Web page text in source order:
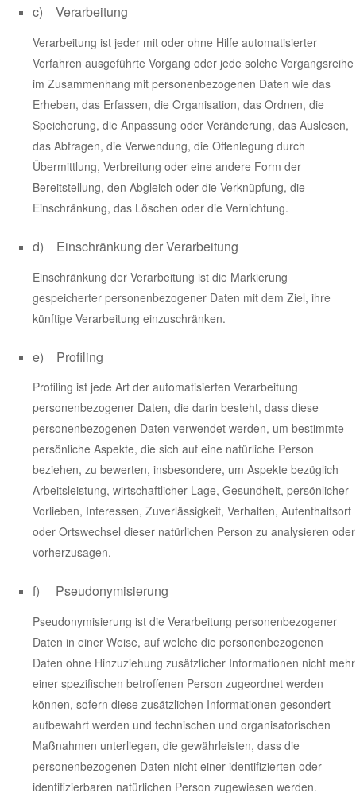
c) Verarbeitung
Verarbeitung ist jeder mit oder ohne Hilfe automatisierter
Verfahren ausgeführte Vorgang oder jede solche Vorgangsreihe
im Zusammenhang mit personenbezogenen Daten wie das
Erheben, das Erfassen, die Organisation, das Ordnen, die
Speicherung, die Anpassung oder Veränderung, das Auslesen,
das Abfragen, die Verwendung, die Offenlegung durch
Übermittlung, Verbreitung oder eine andere Form der
Bereitstellung, den Abgleich oder die Verknüpfung, die
Einschränkung, das Löschen oder die Vernichtung.
d) Einschränkung der Verarbeitung
Einschränkung der Verarbeitung ist die Markierung
gespeicherter personenbezogener Daten mit dem Ziel, ihre
künftige Verarbeitung einzuschränken.
e) Profiling
Profiling ist jede Art der automatisierten Verarbeitung
personenbezogener Daten, die darin besteht, dass diese
personenbezogenen Daten verwendet werden, um bestimmte
persönliche Aspekte, die sich auf eine natürliche Person
beziehen, zu bewerten, insbesondere, um Aspekte bezüglich
Arbeitsleistung, wirtschaftlicher Lage, Gesundheit, persönlicher
Vorlieben, Interessen, Zuverlässigkeit, Verhalten, Aufenthaltsort
oder Ortswechsel dieser natürlichen Person zu analysieren oder
vorherzusagen.
f) Pseudonymisierung
Pseudonymisierung ist die Verarbeitung personenbezogener
Daten in einer Weise, auf welche die personenbezogenen
Daten ohne Hinzuziehung zusätzlicher Informationen nicht mehr
einer spezifischen betroffenen Person zugeordnet werden
können, sofern diese zusätzlichen Informationen gesondert
aufbewahrt werden und technischen und organisatorischen
Maßnahmen unterliegen, die gewährleisten, dass die
personenbezogenen Daten nicht einer identifizierten oder
identifizierbaren natürlichen Person zugewiesen werden.